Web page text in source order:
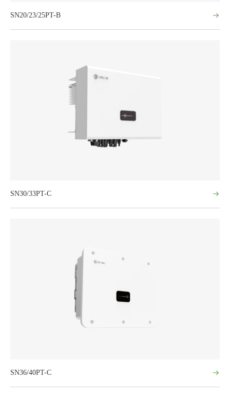
SN20/23/25PT-B
SN30/33PT-C
SN36/40PT-C